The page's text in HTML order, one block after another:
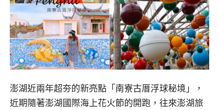
澎湖近兩年超夯的新亮點「南寮古厝浮球秘境」，
近期隨著澎湖國際海上花火節的開跑，往來澎湖旅